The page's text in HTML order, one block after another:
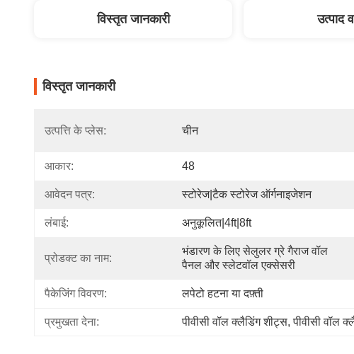
विस्तृत जानकारी उत्पाद
विस्तृत जानकारी
उत्पत्ति के प्लेस: चीन
आकार: 48
आवेदन पत्र: स्टोरेज|टैक स्टोरेज ऑर्गनाइजेशन
लंबाई: अनुकूलित|4ft|8ft
प्रोडक्ट का नाम:
भंडारण के लिए सेलुलर ग्रे गैराज वॉल
पैनल और स्लेटवॉल एक्सेसरी
पैकेजिंग विवरण: लपेटो हटना या दफ़्ती
प्रमुखता देना: पीवीसी वॉल क्लैडिंग शीट्स, पीवीसी वॉल